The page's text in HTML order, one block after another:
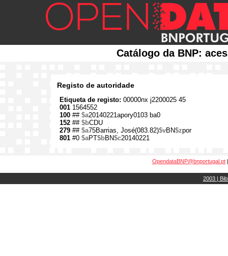
Catálogo da BNP:
Registo de autoridade
Etiqueta de registo: 00000nx j2200025 45
001 1564552
100 ## $a20140221apory0103 ba0
152 ## $bCDU
279 ## $a75Barrias, José(083.82)$vBN$zpor
801 #0 $aPT$bBN$c20140221
OpendataBNP@bnportugal.pt
2003 |